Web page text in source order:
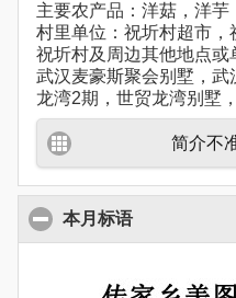
主要农产品：洋菇，洋芋
村里单位：祝圻村超市，
祝圻村及周边其他地点或
武汉麦豪斯聚会别墅，
龙湾2期，世贸龙湾别墅
简介不
本月标语